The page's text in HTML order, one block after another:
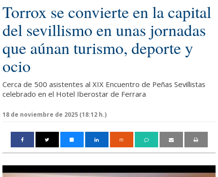
Torrox se convierte en la capital
del sevillismo en unas jornadas
que aúnan turismo, deporte y
ocio
Cerca de 500 asistentes al XIX Encuentro de Peñas Sevillistas
celebrado en el Hotel Iberostar de Ferrara
18 de noviembre de 2025 (18:12 h.)
m